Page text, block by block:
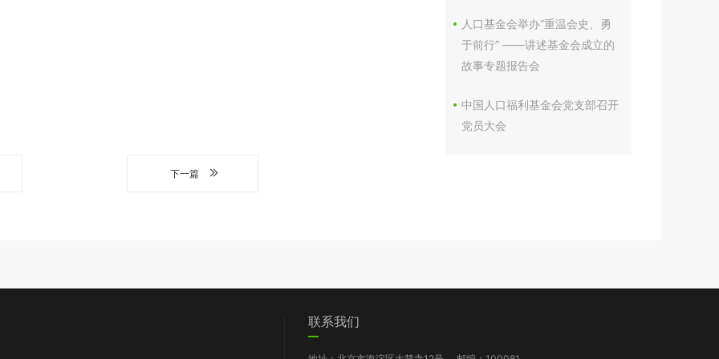
人口基金会举办“重温会史、勇
于前行” ——讲述基金会成立的
故事专题报告会
中国人口福利基金会党支部召开
党员大会
下一篇
联系我们